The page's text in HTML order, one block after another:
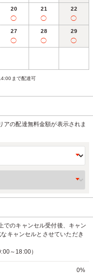
20
◯
21
◯
22
◯
27
◯
28
◯
29
◯
まで配達可
アの配達無料金額が表示されま
でのキャンセル受付後、キャン
キャンセルとさせていただき
～18:00）
0%